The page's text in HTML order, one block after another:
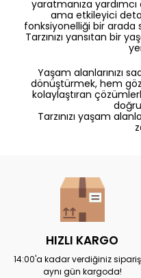
yaratmanıza yardımcı
ama etkileyici
fonksiyonelliği bir arada
Tarzınızı yansıtan bir
Yaşam alanlarınızı
dönüştürmek, hem
kolaylaştıran
Tarzınızı yaşam
HIZLI KARGO
14:00'a kadar verdiğiniz
aynı gün kargoda!